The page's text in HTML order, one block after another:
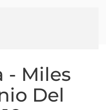
- Miles
Del